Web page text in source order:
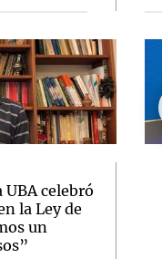
celebró
la Ley de
un